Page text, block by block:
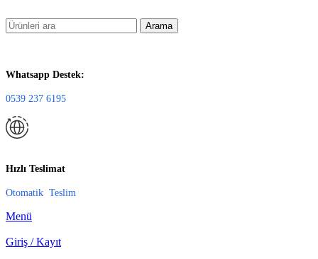
Arama
Whatsapp Destek:
0539 237 6195
Hızlı Teslimat
Otomatik Teslim
Menü
Giriş / Kayıt